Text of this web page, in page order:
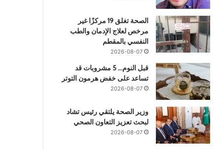
الصحة تغلق 19 مركزًا غير
مرخص لعلاج الإدمان والطب
النفسي بالمقطم
2026-08-07
قبل النوم… 5 مشروبات قد
تساعد على خفض هرمون التوتر
2026-08-07
وزير الصحة يلتقي رئيس تشاد
لبحث تعزيز التعاون الصحي
2026-08-07